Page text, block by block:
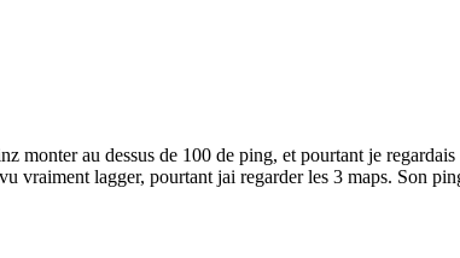
monter au dessus de 100 de ping, et pourtant je
lagger, pourtant jai regarder les 3 maps. Son